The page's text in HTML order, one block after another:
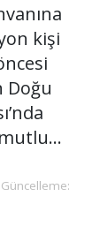
kişi
Doğu